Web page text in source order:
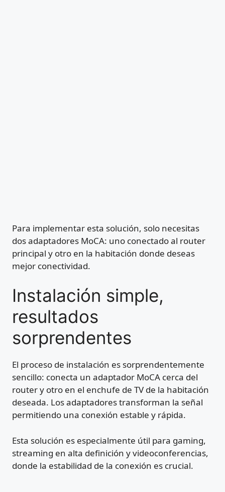
Para implementar esta solución, solo necesitas
dos adaptadores MoCA: uno conectado al router
principal y otro en la habitación donde deseas
mejor conectividad.
Instalación simple,
resultados
sorprendentes
El proceso de instalación es sorprendentemente
sencillo: conecta un adaptador MoCA cerca del
router y otro en el enchufe de TV de la habitación
deseada. Los adaptadores transforman la señal
permitiendo una conexión estable y rápida.
Esta solución es especialmente útil para gaming,
streaming en alta definición y videoconferencias,
donde la estabilidad de la conexión es crucial.